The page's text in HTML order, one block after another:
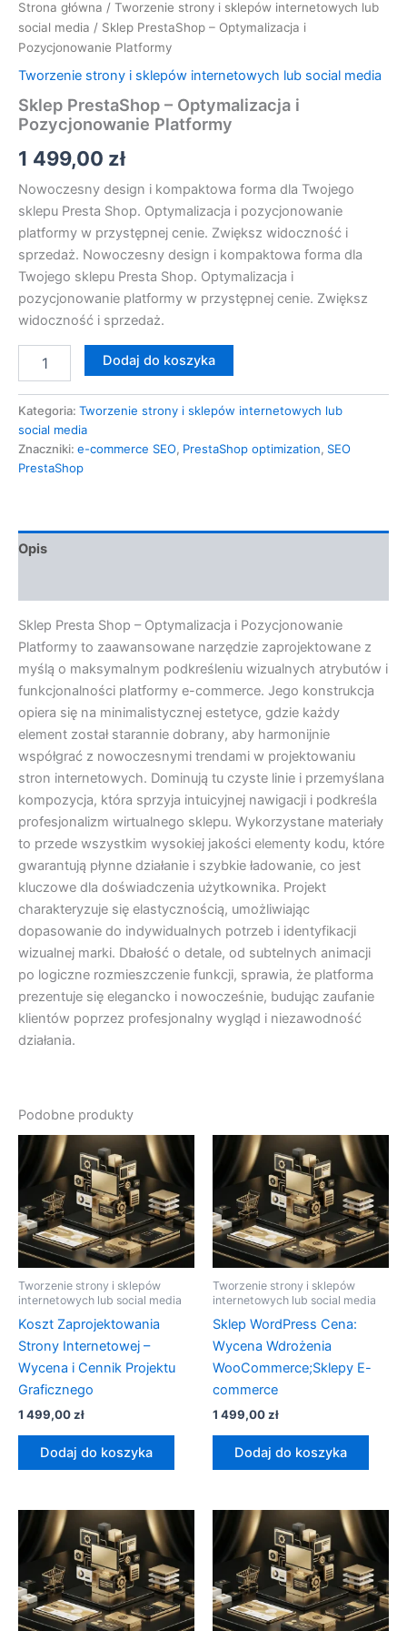
Strona główna / Tworzenie strony i sklepów internetowych lub
social media / Sklep PrestaShop – Optymalizacja i
Pozycjonowanie Platformy
Tworzenie strony i sklepów internetowych lub social media
Sklep PrestaShop – Optymalizacja i
Pozycjonowanie Platformy
1 499,00 zł
Nowoczesny design i kompaktowa forma dla Twojego
sklepu Presta Shop. Optymalizacja i pozycjonowanie
platformy w przystępnej cenie. Zwiększ widoczność i
sprzedaż. Nowoczesny design i kompaktowa forma dla
Twojego sklepu Presta Shop. Optymalizacja i
pozycjonowanie platformy w przystępnej cenie. Zwiększ
widoczność i sprzedaż.
Dodaj do koszyka
Kategoria: Tworzenie strony i sklepów internetowych lub
social media
Znaczniki: e-commerce SEO, PrestaShop optimization, SEO
PrestaShop
Opis
Sklep Presta Shop – Optymalizacja i Pozycjonowanie
Platformy to zaawansowane narzędzie zaprojektowane z
myślą o maksymalnym podkreśleniu wizualnych atrybutów i
funkcjonalności platformy e-commerce. Jego konstrukcja
opiera się na minimalistycznej estetyce, gdzie każdy
element został starannie dobrany, aby harmonijnie
współgrać z nowoczesnymi trendami w projektowaniu
stron internetowych. Dominują tu czyste linie i przemyślana
kompozycja, która sprzyja intuicyjnej nawigacji i podkreśla
profesjonalizm wirtualnego sklepu. Wykorzystane materiały
to przede wszystkim wysokiej jakości elementy kodu, które
gwarantują płynne działanie i szybkie ładowanie, co jest
kluczowe dla doświadczenia użytkownika. Projekt
charakteryzuje się elastycznością, umożliwiając
dopasowanie do indywidualnych potrzeb i identyfikacji
wizualnej marki. Dbałość o detale, od subtelnych animacji
po logiczne rozmieszczenie funkcji, sprawia, że platforma
prezentuje się elegancko i nowocześnie, budując zaufanie
klientów poprzez profesjonalny wygląd i niezawodność
działania.
Podobne produkty
Tworzenie strony i sklepów
internetowych lub social media
Koszt Zaprojektowania
Strony Internetowej –
Wycena i Cennik Projektu
Graficznego
1 499,00zł
Dodaj do koszyka
Tworzenie strony i sklepów
internetowych lub social media
Sklep WordPress Cena:
Wycena Wdrożenia
WooCommerce;Sklepy E-
commerce
1 499,00zł
Dodaj do koszyka